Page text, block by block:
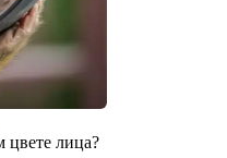
цвете лица?